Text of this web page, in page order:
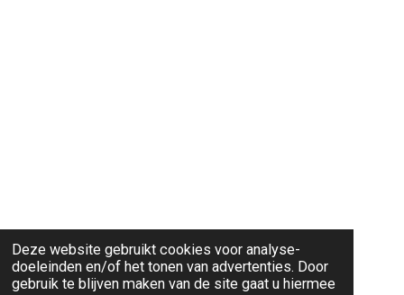
Deze website gebruikt cookies voor analyse-
doeleinden en/of het tonen van advertenties. Door
gebruik te blijven maken van de site gaat u hiermee